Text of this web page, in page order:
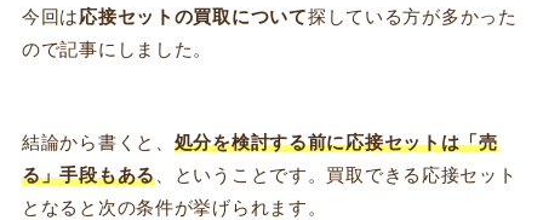
今回は 応接セット の買取 について探している方が多かった
ので記事にしました。
結論から書くと、 処分を検討する前に応接セットは「売
る」手段もある、ということです。買取できる応接セット
となると次の条件が挙げられます。